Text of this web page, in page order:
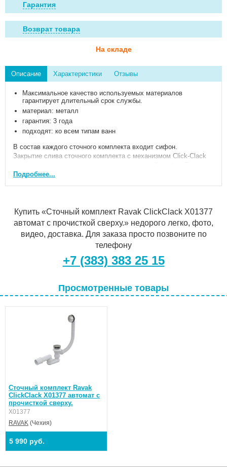
Гарантия
Возврат товара
На складе
Описание Характеристики Отзывы
Максимальное качество используемых материалов
гарантирует длительный срок службы.
материал: металл
гарантия: 3 года
подходят: ко всем типам ванн
В состав каждого сточного комплекта входит сифон.
Закрытие слива сточного комплекта с механизмом Click-Clack
повторном нажатии слив открывается. Хромированная крышка
кроме Formy 01, Formy 02, City/City Slim. Для ванн BeHappy
подходит сточный комплект с механизмом Click-Clack.
Подробнее...
Купить «Сточный комплект Ravak ClickClack X01377
автомат с прочисткой сверху.» недорого легко, фото,
видео, доставка. Для заказа просто позвоните по
телефону
+7 (383) 383 25 15
Просмотренные товары
Сточный комплект Ravak
ClickClack X01377 автомат с
прочисткой сверху.
X01377
RAVAK (Чехия)
5 990 руб.